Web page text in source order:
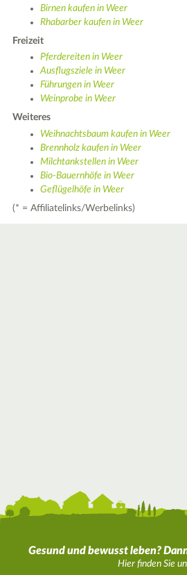
Birnen kaufen in Weer
Rhabarber kaufen in Weer
Freizeit
Pferdereiten in Weer
Ausflugsziele in Weer
Führungen in Weer
Weinprobe in Weer
Weiteres
Weihnachtsbaum kaufen in Weer
Brennholz kaufen in Weer
Milchtankstellen in Weer
Bio-Bauernhöfe in Weer
Geflügelhöfe in Weer
(* = Affiliatelinks/Werbelinks)
Gesund und bewusst leben?
Hier finden Sie